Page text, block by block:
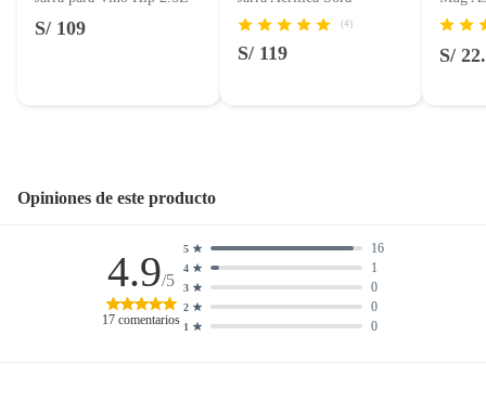
Licores y cigarros electrónicos.
S/ 109 (4)
S/ 119 S/
Opiniones de este producto
4.9/5
17 comentarios 1 0
2 0
3 0
4 1
5 16